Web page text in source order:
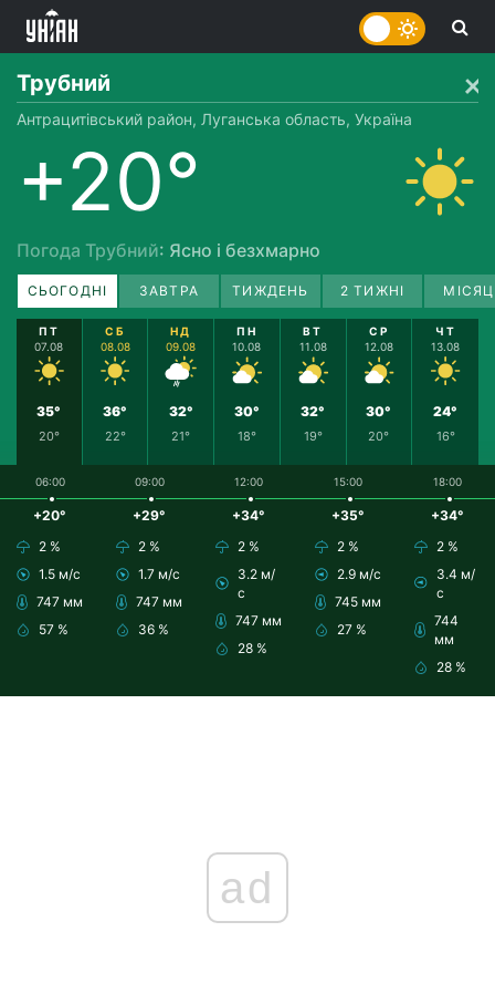
Трубний
Антрацитівський район, Луганська область, Україна
+20°
Погода Трубний: Ясно і безхмарно
СЬОГОДНІ ЗАВТРА ТИЖДЕНЬ 2 ТИЖНІ
ПТ
07.08
35°
20°
СБ
08.08
36°
22°
НД
09.08
32°
21°
ПН
10.08
30°
18°
ВТ
11.08
32°
19°
СР
12.08
30°
20°
ЧТ
13.08
24°
16°
06:00
+20°
2 %
1.5 м/с
747 мм
57 %
09:00
+29°
2 %
1.7 м/с
747 мм
36 %
12:00
+34°
2 %
3.2 м/
с
747 мм
28 %
15:00
+35°
2 %
2.9 м/с
745 мм
27 %
18:00
+34°
2 %
3.4 м/
с
744
мм
28 %
ad